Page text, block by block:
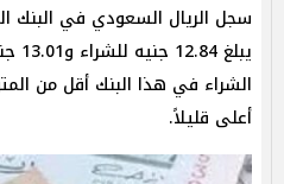
سجل الريال السعودي في البنك
الشراء في هذا البنك أقل من
أعلى قليلاً.